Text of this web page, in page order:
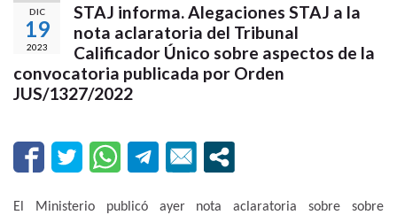
DIC
19
2023
STAJ informa. Alegaciones STAJ a la
nota aclaratoria del Tribunal
Calificador Único sobre aspectos de la
convocatoria publicada por Orden
JUS/1327/2022
El Ministerio publicó ayer nota aclaratoria sobre sobre